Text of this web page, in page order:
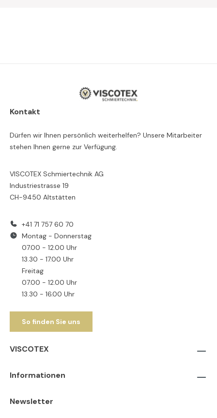
Kontakt
Dürfen wir Ihnen persönlich weiterhelfen? Unsere Mitarbeiter
stehen Ihnen gerne zur Verfügung.
VISCOTEX Schmiertechnik AG
Industriestrasse 19
CH-9450 Altstätten
+41 71 757 60 70
Montag - Donnerstag
07.00 - 12.00 Uhr
13.30 - 17.00 Uhr
Freitag
07.00 - 12.00 Uhr
13.30 - 16.00 Uhr
So finden Sie uns
VISCOTEX
Informationen
Newsletter